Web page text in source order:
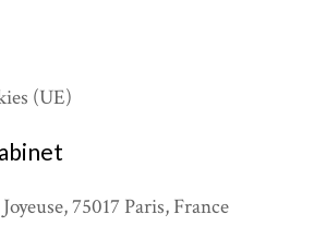
(UE)
75017 Paris, France